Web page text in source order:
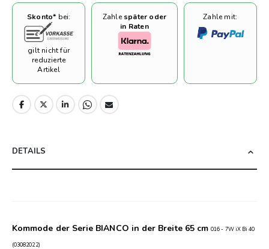
Skonto* bei:
gilt nicht für
reduzierte
Artikel
Zahlespäter oder
in Raten
Zahle mit:
DETAILS
Kommode der Serie BIANCO in der Breite 65 cm 016 - 7W iX Bi 40
(03082022)